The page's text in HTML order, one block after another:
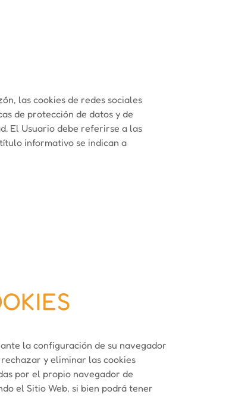
las cookies de redes sociales
de protección de datos y de
El Usuario debe referirse a las
informativo se indican a
la configuración de su navegador
y eliminar las cookies
por el propio navegador de
el Sitio Web, si bien podrá tener